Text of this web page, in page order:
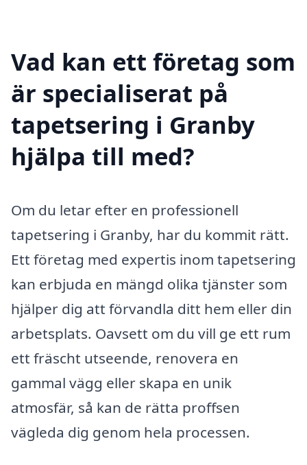
Vad kan ett företag som
är specialiserat på
tapetsering i Granby
hjälpa till med?
Om du letar efter en professionell
tapetsering i Granby, har du kommit rätt.
Ett företag med expertis inom tapetsering
kan erbjuda en mängd olika tjänster som
hjälper dig att förvandla ditt hem eller din
arbetsplats. Oavsett om du vill ge ett rum
ett fräscht utseende, renovera en
gammal vägg eller skapa en unik
atmosfär, så kan de rätta proffsen
vägleda dig genom hela processen.